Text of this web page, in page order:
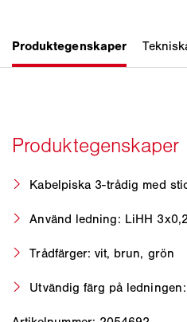
Kabelpiska 3-trådig med
Använd ledning: LiHH
Trådfärger: vit, brun, grön
Utvändig färg på